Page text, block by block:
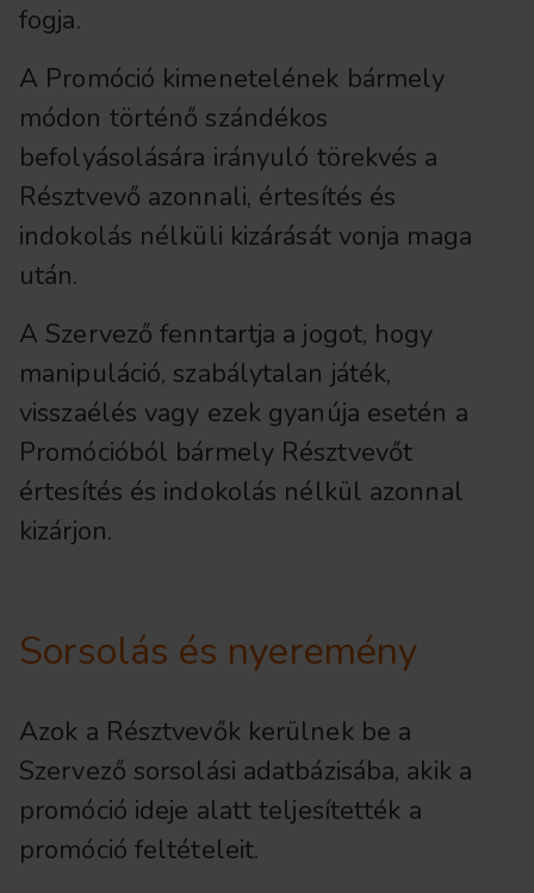
fogja.
A Promóció kimenetelének bármely
módon történő szándékos
befolyásolására irányuló törekvés a
Résztvevő azonnali, értesítés és
indokolás nélküli kizárását vonja maga
után.
A Szervező fenntartja a jogot, hogy
manipuláció, szabálytalan játék,
visszaélés vagy ezek gyanúja esetén a
Promócióból bármely Résztvevőt
értesítés és indokolás nélkül azonnal
kizárjon.
Sorsolás és nyeremény
Azok a Résztvevők kerülnek be a
Szervező sorsolási adatbázisába, akik a
promóció ideje alatt teljesítették a
promóció feltételeit.